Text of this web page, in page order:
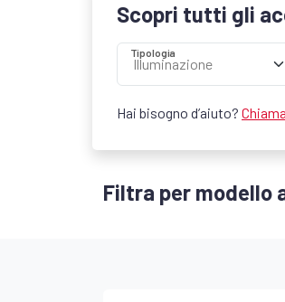
Scopri tutti gli
Tipologia
Hai bisogno d’aiuto?
Filtra per modello